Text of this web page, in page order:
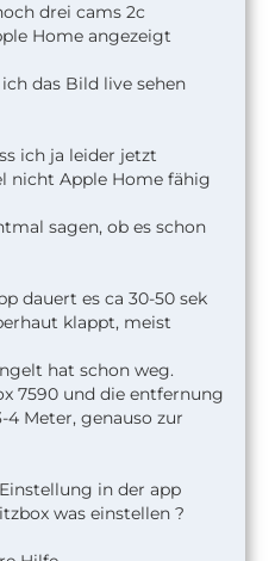
drei cams 2c
Home angezeigt
das Bild live sehen
ich ja leider jetzt
nicht Apple Home fähig
sagen, ob es schon
dauert es ca 30-50 sek
klappt, meist
hat schon weg.
7590 und die entfernung
Meter, genauso zur
in der app
was einstellen ?